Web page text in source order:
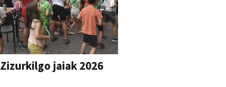
Zizurkilgo jaiak 2026